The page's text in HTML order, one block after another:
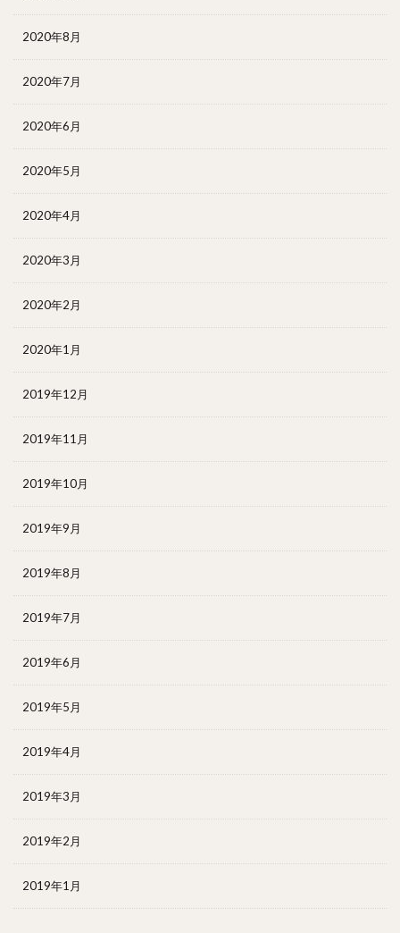
2020年8月
2020年7月
2020年6月
2020年5月
2020年4月
2020年3月
2020年2月
2020年1月
2019年12月
2019年11月
2019年10月
2019年9月
2019年8月
2019年7月
2019年6月
2019年5月
2019年4月
2019年3月
2019年2月
2019年1月